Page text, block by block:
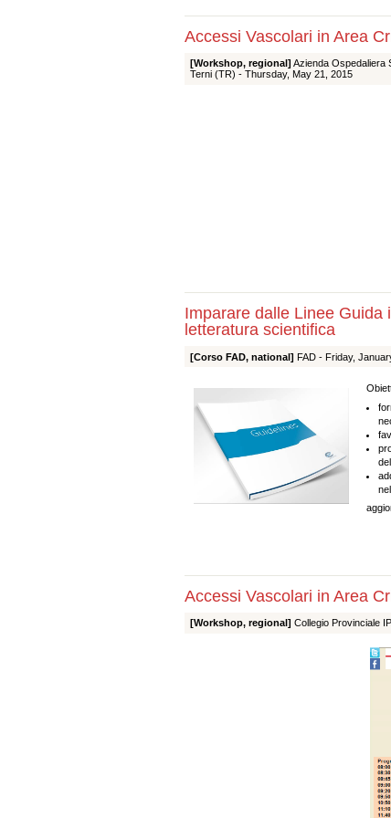
Accessi Vascolari in Area
[Workshop, regional] Azienda Ospedaliera
Terni (TR) - Thursday, May 21, 2015
Imparare dalle Linee Guida
letteratura scientifica
[Corso FAD, national] FAD - Friday,
Accessi Vascolari in Area
[Workshop, regional] Collegio Provinciale